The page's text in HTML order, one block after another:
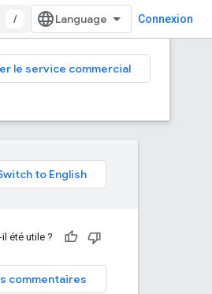
/ Connexion
le service commercial
été utile ?
commentaires